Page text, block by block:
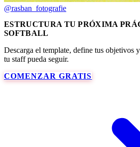
@rasban_fotografie
ESTRUCTURA TU PRÓXIMA
SOFTBALL
Descarga el template, define tus objetivos
tu staff pueda seguir.
COMENZAR GRATIS